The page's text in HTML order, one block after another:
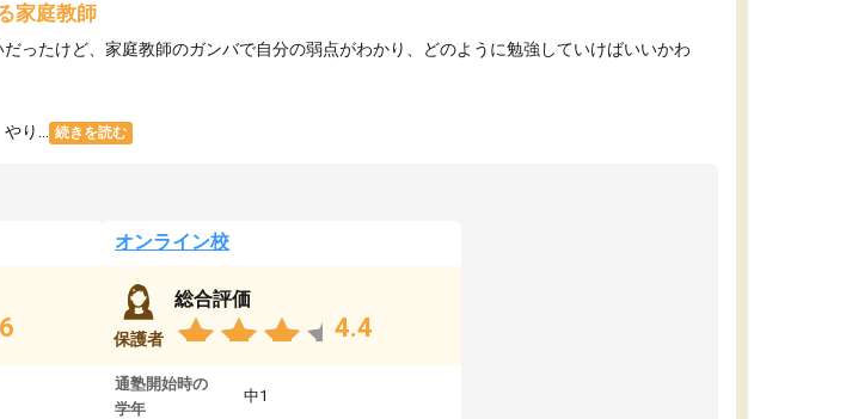
家庭教師
ったけど、家庭教師のガンバで自分の弱点がわかり、どのように勉強していけばいいかわ
り... 続きを読む
オンライン校
保護者
総合評価
4.4
通塾開始時の
学年
中1